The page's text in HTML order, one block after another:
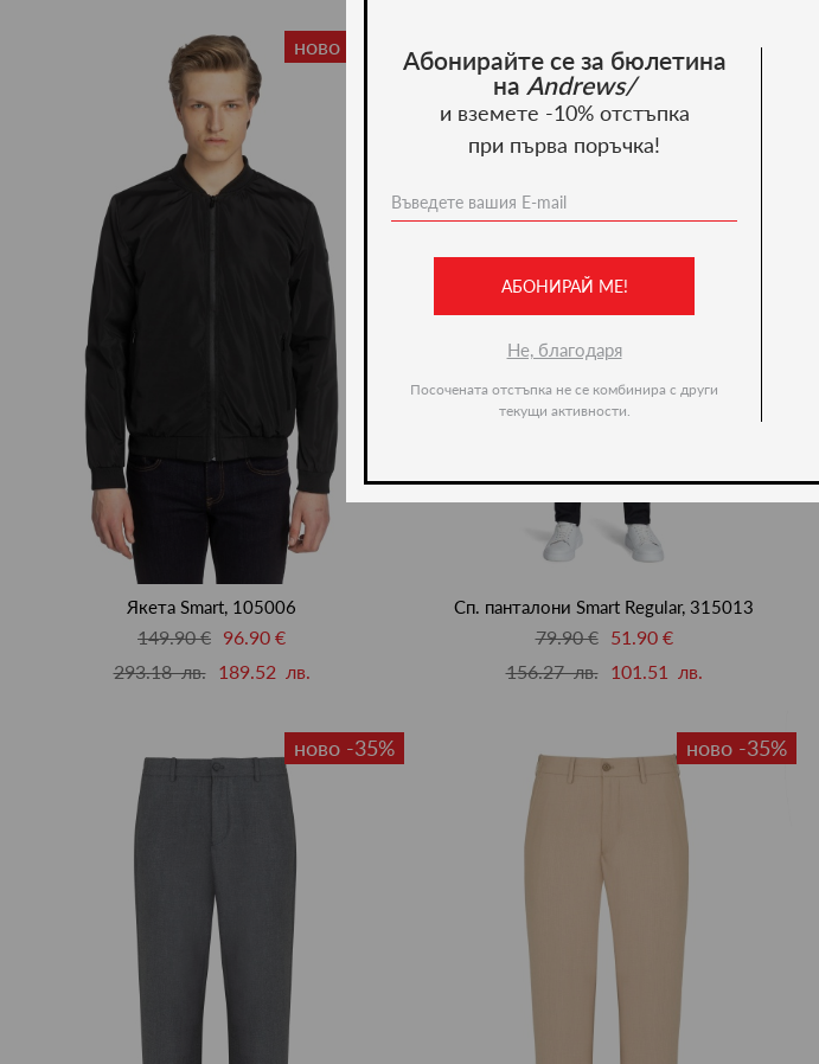
ново -35%
Якета Smart, 105006
149.90 € 96.90 €
293.18 лв.
189.52 лв.
ново -35%
Сп. панталони Smart Regular, 315013
79.90 €
51.90 €
156.27 лв.
101.51 лв.
ново -35% ново -35%
Абонирайте се за бюлетина
на Andrews/
и вземете -10% отстъпка
при първа поръчка!
АБОНИРАЙ МЕ!
Не, благодаря
Посочената отстъпка не се комбинира с други
текущи активности.